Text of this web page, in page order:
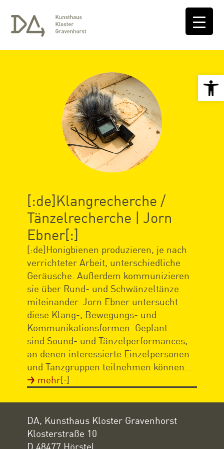
[:de]Klangrecherche /
Tänzelrecherche | Jorn
Ebner[:]
[:de]Honigbienen produzieren, je nach
verrichteter Arbeit, unterschiedliche
Geräusche. Außerdem kommunizieren
sie über Rund- und Schwänzeltänze
miteinander. Jorn Ebner untersucht
diese Klang-, Bewegungs- und
Kommunikationsformen. Geplant
sind Sound- und Tänzelperformances,
an denen interessierte Einzelpersonen
und Tanzgruppen teilnehmen können…
mehr[:]
DA, Kunsthaus Kloster Gravenhorst
Klosterstraße 10
D 48477 Hörstel